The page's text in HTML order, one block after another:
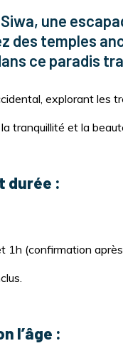
une
des temples
ce paradis
explorant les
tranquillité et la
durée :
1h (confirmation
l’âge :